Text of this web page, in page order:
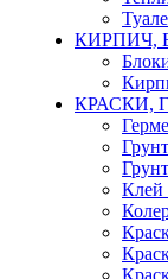
КИРПИЧ,
КРАСКИ,
Клей